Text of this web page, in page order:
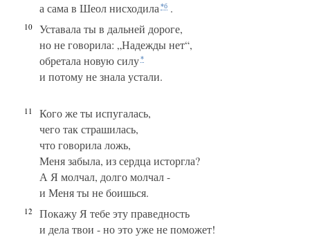
а сама в Шеол нисходила *б .
10
Уставала ты в дальней дороге,
но не говорила: „Надежды нет“,
обретала новую силу*
и потому не знала устали.
11
Кого же ты испугалась,
чего так страшилась,
что говорила ложь,
Меня забыла, из сердца исторгла?
А Я молчал, долго молчал -
и Меня ты не боишься.
12
Покажу Я тебе эту праведность
и дела твои - но это уже не поможет!